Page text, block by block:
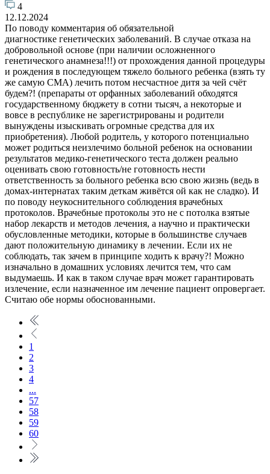
4
12.12.2024
По поводу комментария об обязательной
диагностике генетических заболеваний. В случае отказа на
добровольной основе (при наличии осложненного
генетического анамнеза!!!) от прохождения данной процедуры
и рождения в последующем тяжело больного ребенка (взять ту
же самую СМА) лечить потом несчастное дитя за чей счёт
будем?! (препараты от орфанных заболеваний обходятся
государственному бюджету в сотни тысяч, а некоторые и
вовсе в республике не зарегистрированы и родители
вынуждены изыскивать огромные средства для их
приобретения). Любой родитель, у которого потенциально
может родиться неизлечимо больной ребенок на основании
результатов медико-генетического теста должен реально
оценивать свою готовность/не готовность нести
ответственность за больного ребенка всю свою жизнь (ведь в
домах-интернатах таким деткам живётся ой как не сладко). И
по поводу неукоснительного соблюдения врачебных
протоколов. Врачебные протоколы это не с потолка взятые
набор лекарств и методов лечения, а научно и практически
обусловленные методики, которые в большинстве случаев
дают положительную динамику в лечении. Если их не
соблюдать, так зачем в принципе ходить к врачу?! Можно
изначально в домашних условиях лечится тем, что сам
выдумаешь. И как в таком случае врач может гарантировать
излечение, если назначенное им лечение пациент опровергает.
Считаю обе нормы обоснованными.
1
2
3
4
...
57
58
59
60